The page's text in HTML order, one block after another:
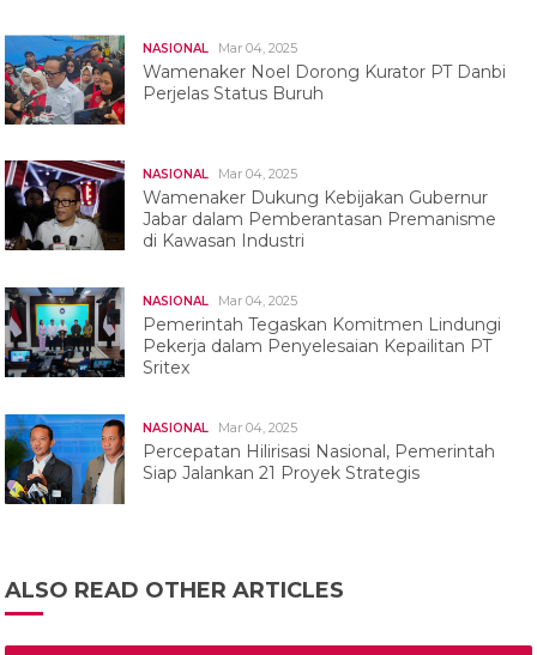
NASIONAL Mar 04, 2025
Wamenaker Noel Dorong Kurator PT Danbi
Perjelas Status Buruh
NASIONAL Mar 04, 2025
Wamenaker Dukung Kebijakan Gubernur
Jabar dalam Pemberantasan Premanisme
di Kawasan Industri
NASIONAL Mar 04, 2025
Pemerintah Tegaskan Komitmen Lindungi
Pekerja dalam Penyelesaian Kepailitan PT
Sritex
NASIONAL Mar 04, 2025
Percepatan Hilirisasi Nasional, Pemerintah
Siap Jalankan 21 Proyek Strategis
ALSO READ OTHER ARTICLES